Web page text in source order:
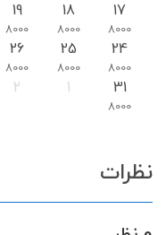
17
8000
18
8000
19
8000
24
8000
25
8000
26
8000
31
8000
1
2
نظرات